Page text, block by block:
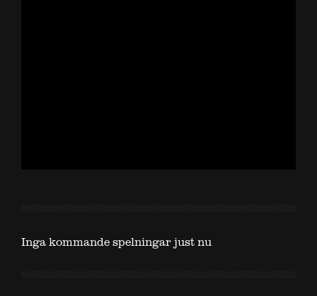
Inga kommande spelningar just nu